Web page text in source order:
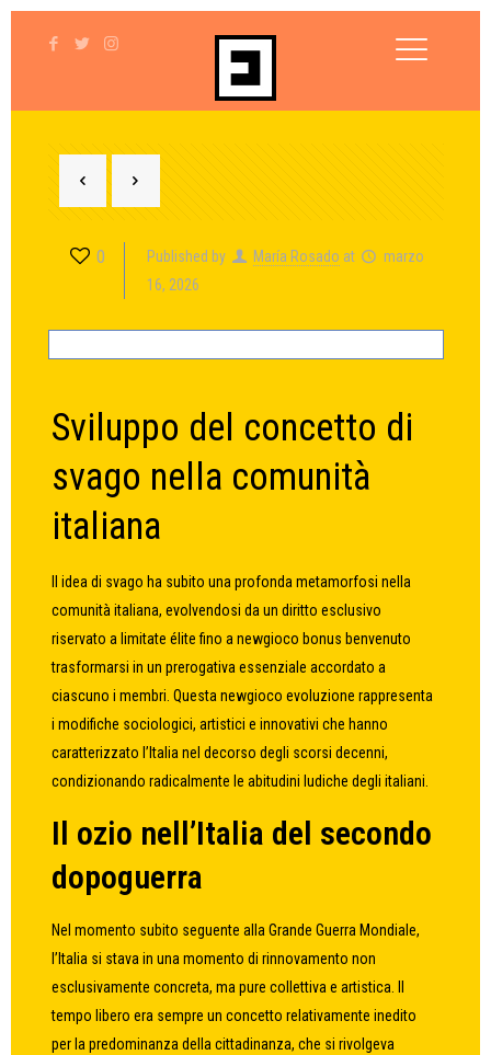
0 Published by María Rosado at
marzo
16, 2026
Sviluppo del concetto di
svago nella comunità
italiana
Il idea di svago ha subito una profonda metamorfosi nella
comunità italiana, evolvendosi da un diritto esclusivo
riservato a limitate élite fino anewgioco bonus benvenuto
trasformarsi in un prerogativa essenziale accordato a
ciascuno i membri. Questa newgioco evoluzione rappresenta
i modifiche sociologici, artistici e innovativi che hanno
caratterizzato l’Italia nel decorso degli scorsi decenni,
condizionando radicalmente le abitudini ludiche degli italiani.
Il ozio nell’Italia del secondo
dopoguerra
Nel momento subito seguente alla Grande Guerra Mondiale,
l’Italia si stava in una momento di rinnovamento non
esclusivamente concreta, ma pure collettiva e artistica. Il
tempo libero era sempre un concetto relativamente inedito
per la predominanza della cittadinanza, che si rivolgeva